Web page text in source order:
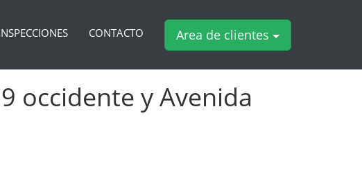
CONTACTO Area de clientes
occidente y Avenida